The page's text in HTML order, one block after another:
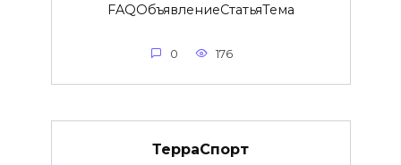
FAQОбъявлениеСтатьяТема
0 176
ТерраСпорт